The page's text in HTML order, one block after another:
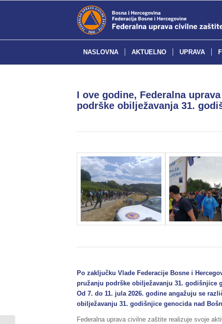
NASLOVNA AKTUELNO UPRAVA
I ove godine, Federalna
podrške obilježavanja 31.
Po zaključku Vlade Federacije Bosne i
pružanju podrške obilježavanju 31. godišnjice
Od 7. do 11. jula 2026. godine angažuju se
obilježavanju 31. godišnjice genocida nad
Federalna uprava civilne zaštite realizuje svoje